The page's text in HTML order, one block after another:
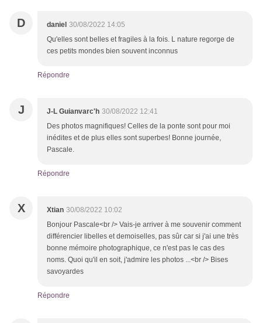
D daniel 30/08/2022 14:05
Qu'elles sont belles et fragiles à la fois. L nature regorge de
ces petits mondes bien souvent inconnus
Répondre
J J-L Guianvarc'h 30/08/2022 12:41
Des photos magnifiques! Celles de la ponte sont pour moi
inédites et de plus elles sont superbes! Bonne journée,
Pascale.
Répondre
X Xtian 30/08/2022 10:02
Bonjour Pascale<br /> Vais-je arriver à me souvenir comment
différencier libelles et demoiselles, pas sûr car si j'ai une très
bonne mémoire photographique, ce n'est pas le cas des
noms. Quoi qu'il en soit, j'admire les photos ...<br /> Bises
savoyardes
Répondre